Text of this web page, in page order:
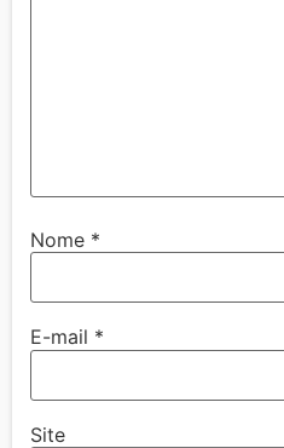
Nome *
E-mail *
Site